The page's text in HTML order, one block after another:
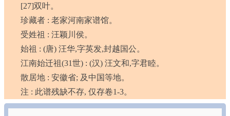
[27]双叶。
珍藏者 : 老家河南家谱馆。
受姓祖 : 汪颖川侯。
始祖 : (唐) 汪华,字英发,封越国公。
江南始迁祖(31世) : (汉) 汪文和,字君睦。
散居地 : 安徽省; 及中国等地。
注 : 此谱残缺不存, 仅存卷1-3。